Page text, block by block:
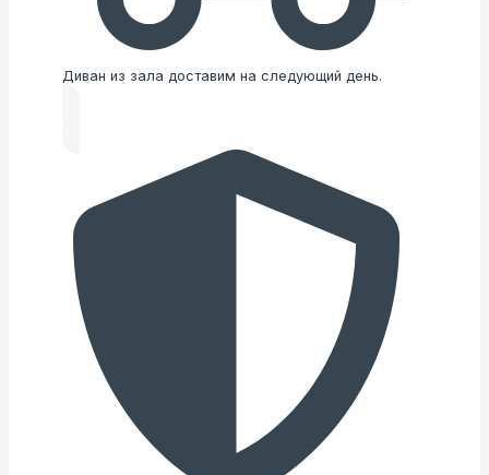
Диван из зала доставим на следующий день.